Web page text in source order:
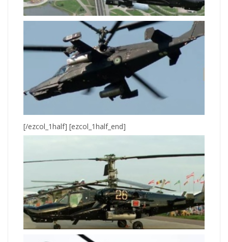
[/ezcol_1half] [ezcol_1half_end]